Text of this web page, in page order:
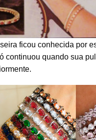
ficou conhecida por
continuou quando sua